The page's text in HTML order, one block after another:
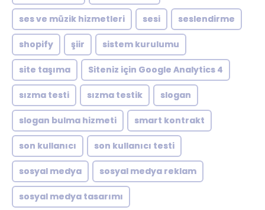
ses ve müzik hizmetleri sesi seslendirme
shopify şiir sistem kurulumu
site taşıma Siteniz için Google Analytics 4
sızma testi sızma testik slogan
slogan bulma hizmeti smart kontrakt
son kullanıcı son kullanıcı testi
sosyal medya sosyal medya reklam
sosyal medya tasarımı